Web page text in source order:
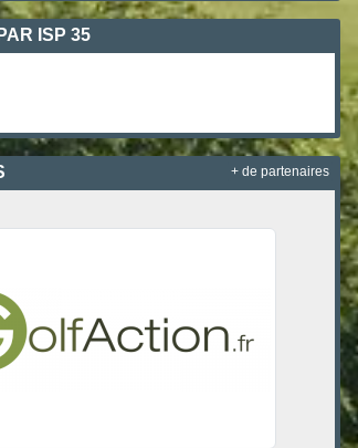
ISP 35
+ de partenaires